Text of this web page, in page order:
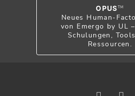
OPUS TM
Neues Human-
von Emergo by UL
Schulungen,
Ressourcen.